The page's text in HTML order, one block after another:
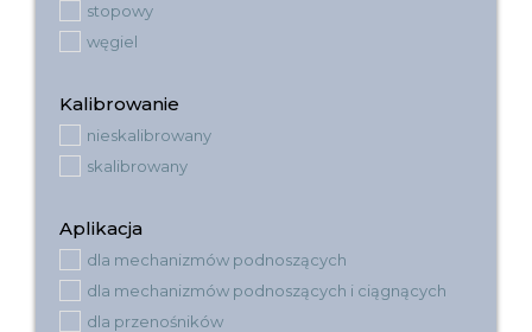
stopowy
węgiel
Kalibrowanie
nieskalibrowany
skalibrowany
Aplikacja
dla mechanizmów podnoszących
dla mechanizmów podnoszących i ciągnących
dla przenośników